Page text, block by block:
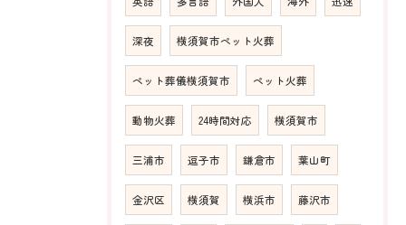
深夜 横須賀市ペット火葬
ペット葬儀横須賀市 ペット火葬
動物火葬 24時間対応 横須賀市
三浦市 逗子市 鎌倉市 葉山町
金沢区 横須賀 横浜市 藤沢市